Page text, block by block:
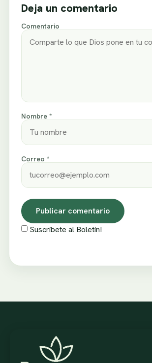
Deja un comentario
Comentario
Nombre *
Correo *
Suscríbete al Boletín!